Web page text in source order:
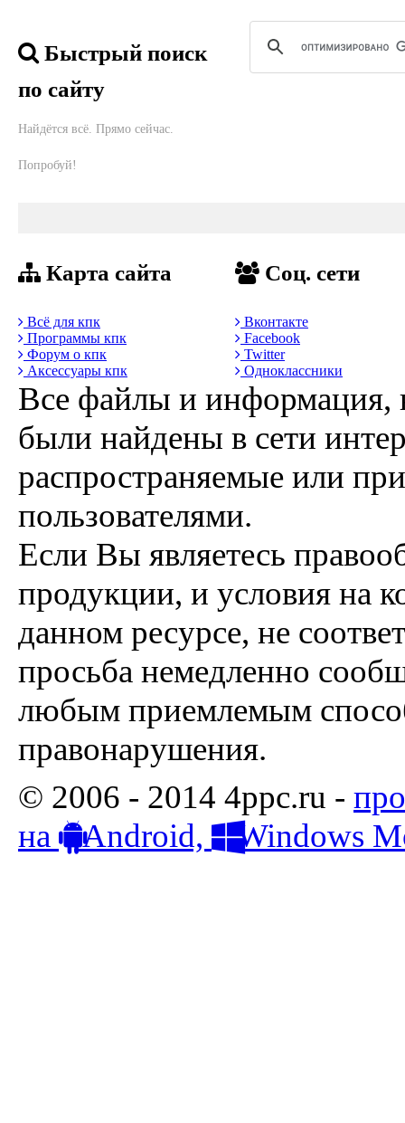
Быстрый поиск
по сайту
Найдётся всё. Прямо сейчас.
Попробуй!
Карта сайта
Всё для кпк
Программы кпк
Форум о кпк
Аксессуары кпк
Соц. сети
Вконтакте
Facebook
Twitter
Одноклассники
Все файлы и информация,
были найдены в сети
распространяемые или
пользователями.
Если Вы являетесь
продукции, и условия на
данном ресурсе, не
просьба немедленно
любым приемлемым
правонарушения.
© 2006 - 2014 4ppc.ru -
на
Android, Windows